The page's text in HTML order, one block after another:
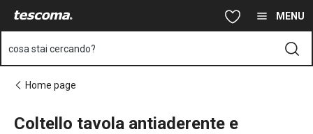
Vai al contenuto principale MENU
cosa stai cercando?
Home page
Coltello tavola antiaderente e